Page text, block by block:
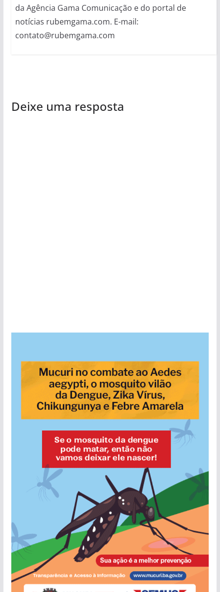
da Agência Gama Comunicação e do portal de
notícias rubemgama.com. E-mail:
contato@rubemgama.com
Deixe uma resposta